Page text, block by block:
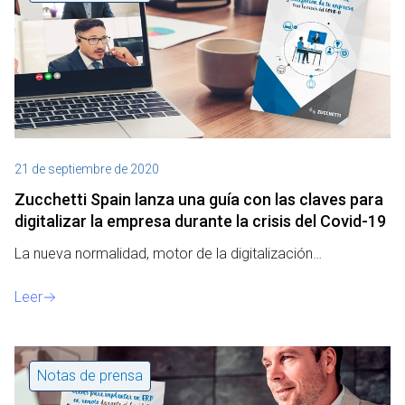
21 de septiembre de 2020
Zucchetti Spain lanza una guía con las claves para
digitalizar la empresa durante la crisis del Covid-19
La nueva normalidad, motor de la digitalización…
Leer
Notas de prensa